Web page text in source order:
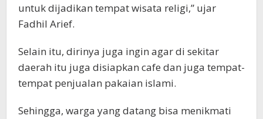
untuk dijadikan tempat wisata religi,” ujar
Fadhil Arief.
Selain itu, dirinya juga ingin agar di sekitar
daerah itu juga disiapkan cafe dan juga tempat-
tempat penjualan pakaian islami.
Sehingga, warga yang datang bisa menikmati